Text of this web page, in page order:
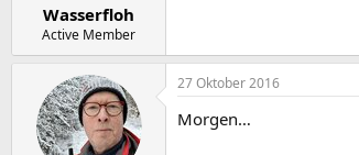
Wasserfloh
Active Member
27 Oktober 2016
Morgen…